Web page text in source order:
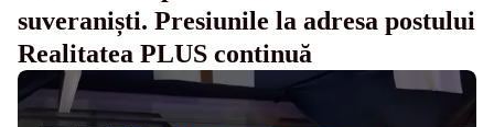
suveraniști. Presiunile la adresa postului
Realitatea PLUS continuă